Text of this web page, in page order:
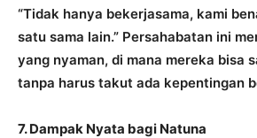
“Tidak hanya bekerjasama, kami
satu sama lain.” Persahabatan ini
yang nyaman, di mana mereka bisa
tanpa harus takut ada kepentingan
7. Dampak Nyata bagi Natuna